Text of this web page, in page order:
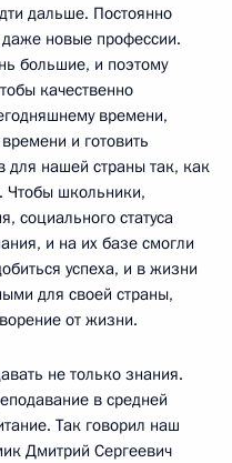
дальше. Постоянно
новые профессии.
большие, и поэтому
качественно
времени,
и готовить
для нашей страны так, как
Чтобы школьники,
социального статуса
и на их базе смогли
успеха, и в жизни
для своей страны,
от жизни.
не только знания.
в средней
Так говорил наш
Дмитрий Сергеевич